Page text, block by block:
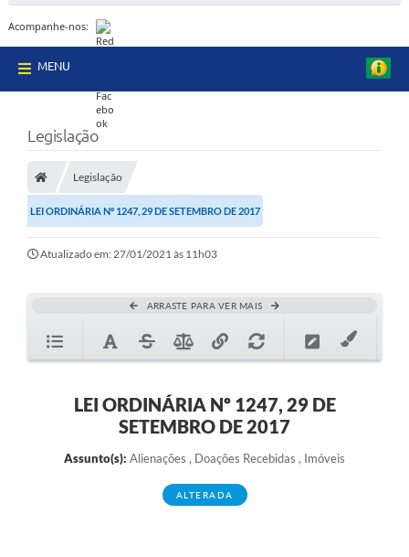
Acompanhe-nos:
MENU
Legislação
Legislação
LEI ORDINÁRIA Nº 1247, 29 DE SETEMBRO DE 2017
Atualizado em: 27/01/2021 às 11h03
ARRASTE PARA VER MAIS
LEI ORDINÁRIA Nº 1247, 29 DE
SETEMBRO DE 2017
Assunto(s): Alienações , Doações Recebidas , Imóveis
ALTERADA